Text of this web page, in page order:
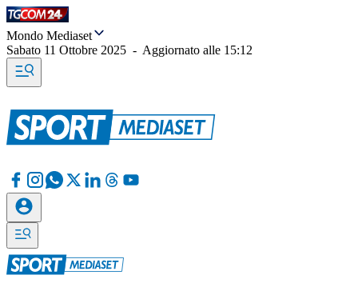
Mondo Mediaset
Sabato 11 Ottobre 2025 - Aggiornato alle 15:12